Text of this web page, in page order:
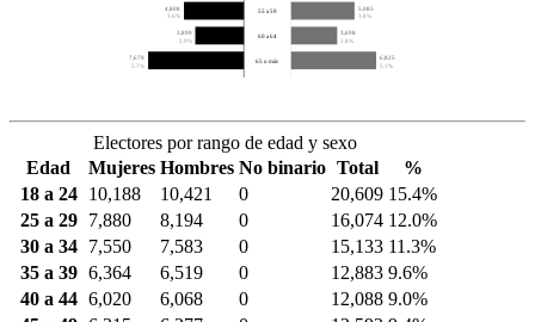
4,808
3.6%
5,085
3.8%
55 a 59
3,899
2.9%
3,698
2.8%
60 a 64
7,679
5.7%
6,825
5.1%
65 o más
Electores por rango de edad y sexo
Edad
Mujeres Hombres No binario Total
%
18 a 24
10,188 10,421 0 20,609 15.4%
25 a 29
7,880 8,194 0 16,074 12.0%
30 a 34
7,550 7,583 0 15,133 11.3%
35 a 39 6,364 6,519 0 12,883 9.6%
40 a 44 6,020 6,068 0 12,088 9.0%